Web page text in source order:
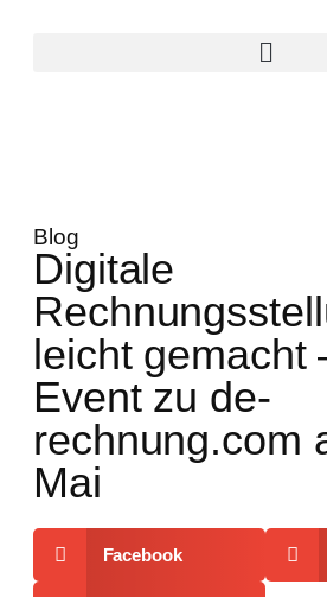
Blog
Digitale
leicht gemacht
Event zu de-
rechnung.com
Mai
Facebook